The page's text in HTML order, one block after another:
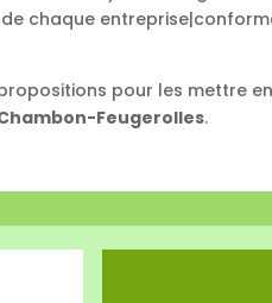
chaque
pour les mettre
Feugerolles.